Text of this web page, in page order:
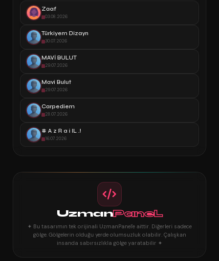
Zaaf
03.08.2026
Türkiyem Dizayn
30.07.2026
MAVİ BULUT
29.07.2026
Mavi Bulut
29.07.2026
Carpediem
28.07.2026
# A z R a i lL .!
16.07.2026
UzmanPaneL
✦ Bu tasarımın tek orijinali UzmanPanel'e aittir. Diğerleri sadece
gölge. Gölgelerin olduğu yerde olumsuzluk olabilir. Çalışkan
insanda sabırsızlıkla gölge yaratabilir ✦